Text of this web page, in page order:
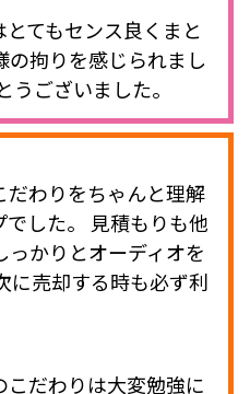
てもセンス良くまと
の拘りを感じられまし
うございました。
だわりをちゃんと理解
でした。 見積もりも他
かりとオーディオを
に売却する時も必ず利
だわりは大変勉強に